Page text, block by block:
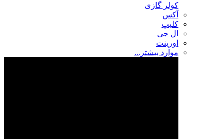
کولر گازی
آکس
کلیپ
ال جی
اورینت
موارد بیشتر...